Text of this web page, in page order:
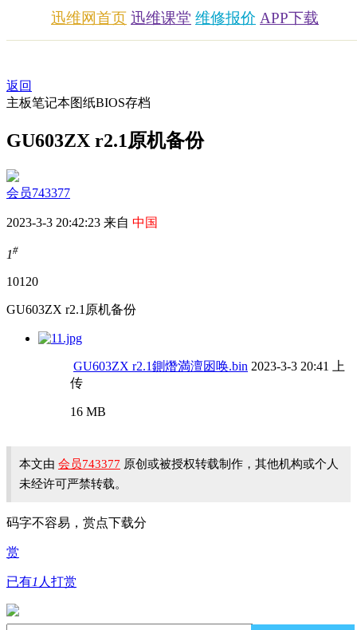
迅维网首页 迅维课堂 维修报价 APP下载
返回
主板笔记本图纸BIOS存档
GU603ZX r2.1原机备份
会员743377
2023-3-3 20:42:23 来自 中国
1#
10120
GU603ZX r2.1原机备份
GU603ZX r2.1鍘熸満澶囦唤.bin 2023-3-3 20:41 上
传
16 MB
本文由 会员743377 原创或被授权转载制作，其他机构或个人
未经许可严禁转载。
码字不容易，赏点下载分
赏
已有1 人打赏